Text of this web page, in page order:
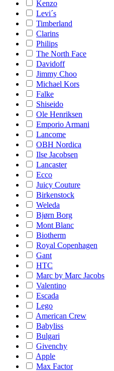
Kenzo
Levi´s
Timberland
Clarins
Philips
The North Face
Davidoff
Jimmy Choo
Michael Kors
Falke
Shiseido
Ole Henriksen
Emporio Armani
Lancome
OBH Nordica
Ilse Jacobsen
Lancaster
Ecco
Juicy Couture
Birkenstock
Weleda
Bjørn Borg
Mont Blanc
Biotherm
Royal Copenhagen
Gant
HTC
Marc by Marc Jacobs
Valentino
Escada
Lego
American Crew
Babyliss
Bulgari
Givenchy
Apple
Max Factor